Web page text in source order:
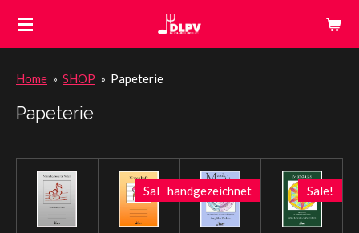
Zum
Home » SHOP » Papeterie
Papeterie
Sale!handgezeichnet Sale!